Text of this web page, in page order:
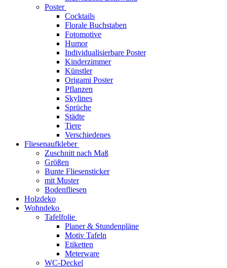
Poster
Cocktails
Florale Buchstaben
Fotomotive
Humor
Individualisierbare Poster
Kinderzimmer
Künstler
Origami Poster
Pflanzen
Skylines
Sprüche
Städte
Tiere
Verschiedenes
Fliesenaufkleber
Zuschnitt nach Maß
Größen
Bunte Fliesensticker
mit Muster
Bodenfliesen
Holzdeko
Wohndeko
Tafelfolie
Planer & Stundenpläne
Motiv Tafeln
Etiketten
Meterware
WC-Deckel